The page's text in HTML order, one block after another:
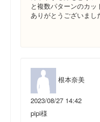
と複数パターンのカッ
ありがとうございまし
根本奈美
2023/08/27 14:42
pipi様